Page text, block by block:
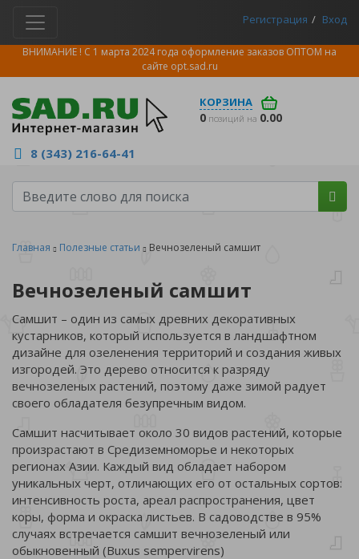
Регистрация Вход
ВНИМАНИЕ ! С 1 марта 2024 года оформление заказов ОПТОМ на
сайте opt.sad.ru
КОРЗИНА
0 позиций на 0.00
8 (343) 216-64-41
Главная Полезные статьи Вечнозеленый самшит
Вечнозеленый самшит
Самшит – один из самых древних декоративных
кустарников, который используется в ландшафтном
дизайне для озеленения территорий и создания живых
изгородей. Это дерево относится к разряду
вечнозеленых растений, поэтому даже зимой радует
своего обладателя безупречным видом.
Самшит насчитывает около 30 видов растений, которые
произрастают в Средиземноморье и некоторых
регионах Азии. Каждый вид обладает набором
уникальных черт, отличающих его от остальных сортов:
интенсивность роста, ареал распространения, цвет
коры, форма и окраска листьев. В садоводстве в 95%
случаях встречается самшит вечнозеленый или
обыкновенный (Buxus sempervirens)